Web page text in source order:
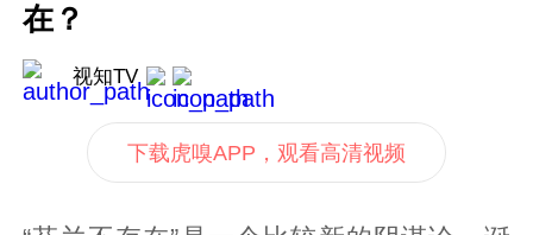
在？
视知TV
下载虎嗅APP，观看高清视频